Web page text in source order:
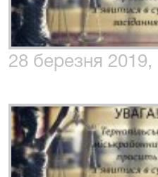
28 березня 2019,